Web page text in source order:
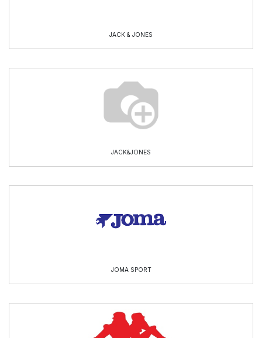
JACK & JONES
JACK&JONES
JOMA SPORT